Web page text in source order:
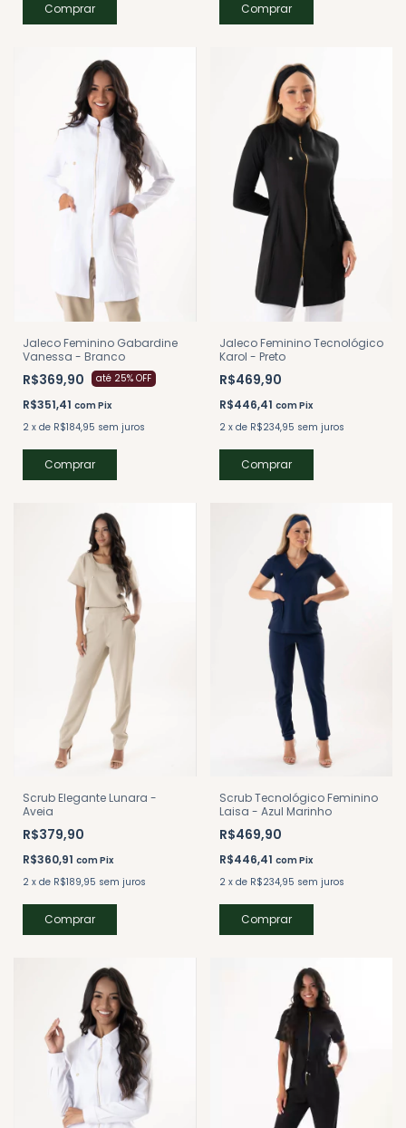
Comprar Comprar
Jaleco Feminino Gabardine
Vanessa - Branco
R$369,90 até 25% OFF
R$351,41 comPix
2 x de R$184,95 sem juros
Comprar
Jaleco Feminino Tecnológico
Karol - Preto
R$469,90
R$446,41 comPix
2 x de R$234,95 sem juros
Comprar
Scrub Elegante Lunara -
Aveia
R$379,90
R$360,91 comPix
2 x de R$189,95 sem juros
Comprar
Scrub Tecnológico Feminino
Laisa - Azul Marinho
R$469,90
R$446,41 comPix
2 x de R$234,95 sem juros
Comprar